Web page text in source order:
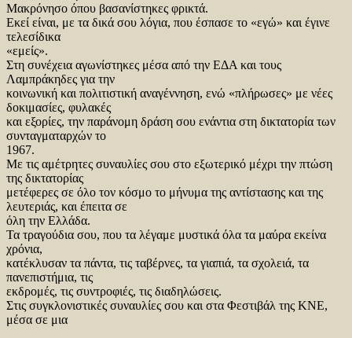
Μακρόνησο όπου βασανίστηκες φρικτά.
Εκεί είναι, με τα δικά σου λόγια, που έσπασε το «εγώ» και έγινε
τελεσίδικα
«εμείς».
Στη συνέχεια αγωνίστηκες μέσα από την ΕΔΑ και τους
Λαμπράκηδες για την
κοινωνική και πολιτιστική αναγέννηση, ενώ «πλήρωσες» με νέες
δοκιμασίες, φυλακές
και εξορίες, την παράνομη δράση σου ενάντια στη δικτατορία των
συνταγματαρχών το
1967.
Με τις αμέτρητες συναυλίες σου στο εξωτερικό μέχρι την πτώση
της δικτατορίας
μετέφερες σε όλο τον κόσμο το μήνυμα της αντίστασης και της
λευτεριάς, και έπειτα σε
όλη την Ελλάδα.
Τα τραγούδια σου, που τα λέγαμε μυστικά όλα τα μαύρα εκείνα
χρόνια,
κατέκλυσαν τα πάντα, τις ταβέρνες, τα γιαπιά, τα σχολειά, τα
πανεπιστήμια, τις
εκδρομές, τις συντροφιές, τις διαδηλώσεις.
Στις συγκλονιστικές συναυλίες σου και στα Φεστιβάλ της ΚΝΕ,
μέσα σε μια